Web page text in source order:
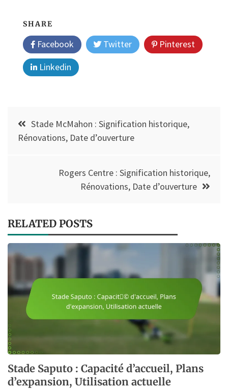
SHARE
Facebook Twitter
Pinterest
Linkedin
Post
navigation
Stade McMahon : Signification historique,
Rénovations, Date d’ouverture
Rogers Centre : Signification historique,
Rénovations, Date d’ouverture
RELATED POSTS
Stade Saputo : Capacité d’accueil, Plans
d’expansion, Utilisation actuelle